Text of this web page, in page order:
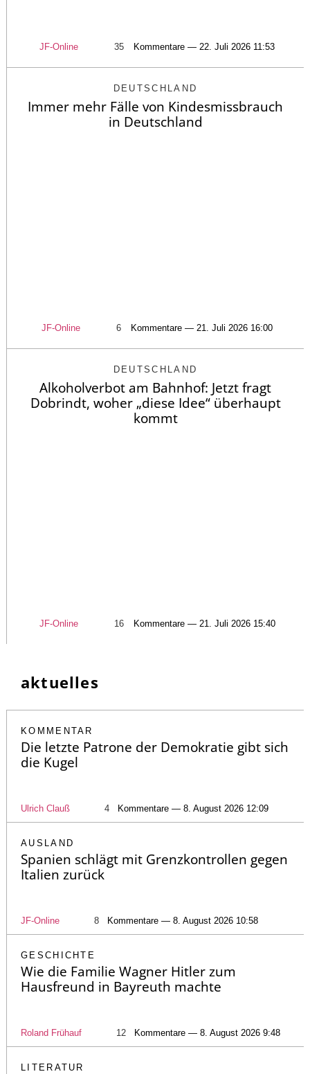
JF-Online 35 Kommentare — 22. Juli 2026 11:53
DEUTSCHLAND
Immer mehr Fälle von Kindesmissbrauch
in Deutschland
JF-Online 6 Kommentare — 21. Juli 2026 16:00
DEUTSCHLAND
Alkoholverbot am Bahnhof: Jetzt fragt
Dobrindt, woher „diese Idee“ überhaupt
kommt
JF-Online 16 Kommentare — 21. Juli 2026 15:40
aktuelles
KOMMENTAR
Die letzte Patrone der Demokratie gibt sich
die Kugel
Ulrich Clauß 4 Kommentare — 8. August 2026 12:09
AUSLAND
Spanien schlägt mit Grenzkontrollen gegen
Italien zurück
JF-Online 8 Kommentare — 8. August 2026 10:58
GESCHICHTE
Wie die Familie Wagner Hitler zum
Hausfreund in Bayreuth machte
Roland Frühauf 12 Kommentare — 8. August 2026 9:48
LITERATUR